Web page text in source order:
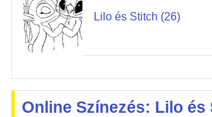
Lilo és Stitch (26)
Online Színezés: Lilo és